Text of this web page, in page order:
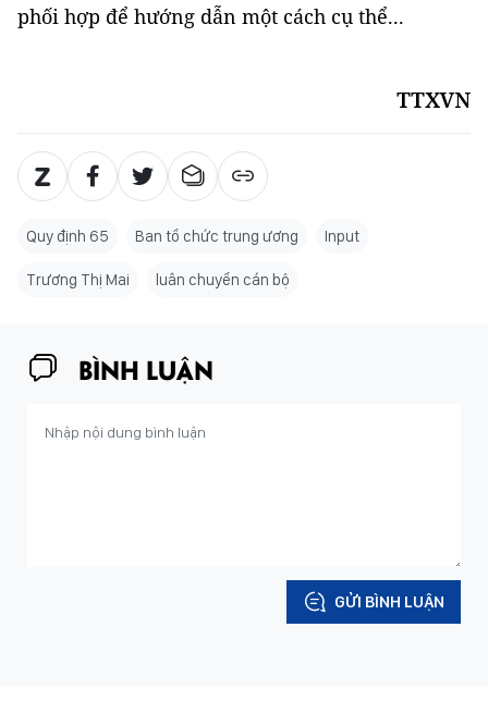
phối hợp để hướng dẫn một cách cụ thể...
TTXVN
Quy định 65 Ban tổ chức trung ương Input
Trương Thị Mai luân chuyển cán bộ
BÌNH LUẬN
GỬI BÌNH LUẬN